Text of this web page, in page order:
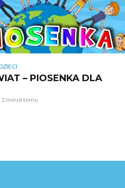
– PIOSENKA DLA
2 minut temu